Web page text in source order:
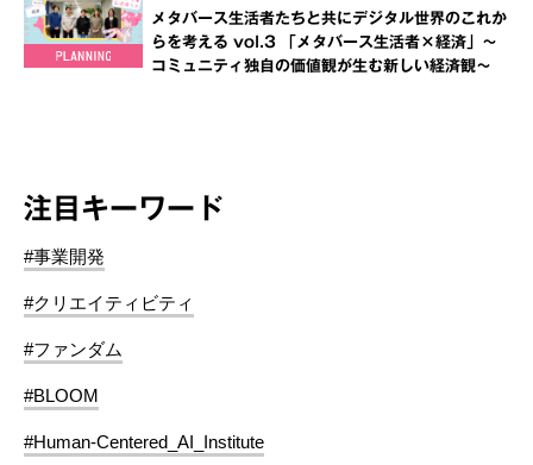
メタバース生活者たちと共にデジタル世界のこれか
らを考える vol.3 「メタバース生活者×経済」～
コミュニティ独自の価値観が生む新しい経済観～
注目キーワード
#事業開発
#クリエイティビティ
#ファンダム
#BLOOM
#Human-Centered_AI_Institute